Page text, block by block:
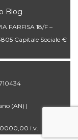
Blog
FARFISA 18/F –
Capitale Sociale €
(AN) |
i.v.